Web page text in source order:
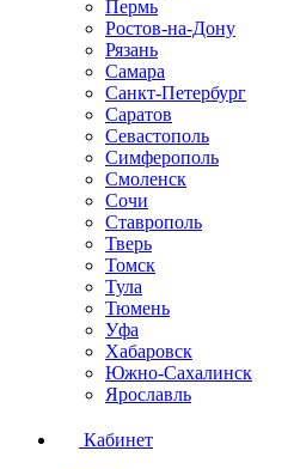
Пермь
Ростов-на-Дону
Рязань
Самара
Санкт-Петербург
Саратов
Севастополь
Симферополь
Смоленск
Сочи
Ставрополь
Тверь
Томск
Тула
Тюмень
Уфа
Хабаровск
Южно-Сахалинск
Ярославль
Кабинет